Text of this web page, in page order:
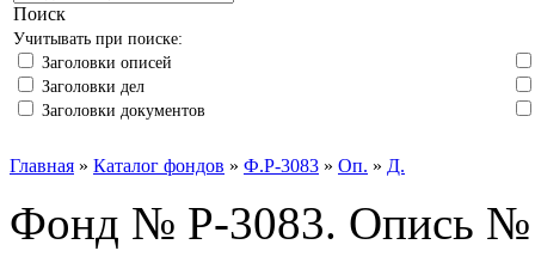
Поиск
Учитывать при поиске:
Заголовки описей
Заголовки дел
Заголовки документов
Главная » Каталог фондов » Ф.Р-3083 » Оп. » Д.
Фонд № Р-3083. Опись